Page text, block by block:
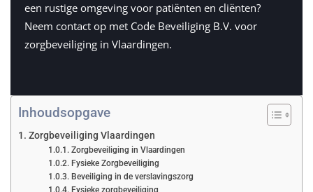
een rustige omgeving voor patiënten en cliënten?
Neem contact op met Code Beveiliging B.V. voor
zorgbeveiliging in Vlaardingen.
Inhoudsopgave
Zorgbeveiliging Vlaardingen
Zorgbeveiliging in Vlaardingen
Fysieke Zorgbeveiliging
Beveiliging in de verslavingszorg